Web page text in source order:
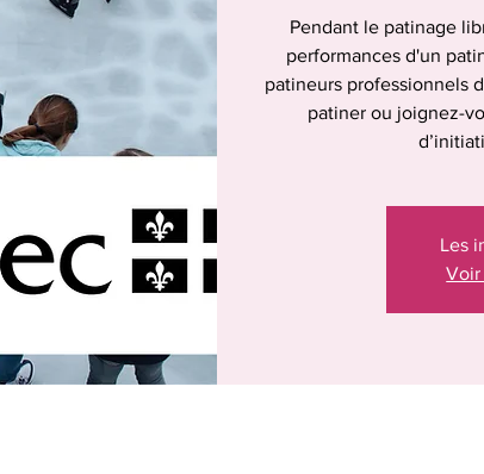
Pendant le patinage
performances d'un
patineurs professionnels
patiner ou joignez-
Les
Voir